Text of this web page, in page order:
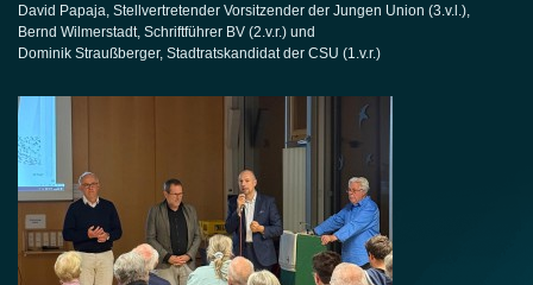
David Papaja, Stellvertretender Vorsitzender der Jungen Union (3.v.l.),
Bernd Wilmerstadt, Schriftführer BV (2.v.r.) und
Dominik Straußberger, Stadtratskandidat der CSU (1.v.r.)